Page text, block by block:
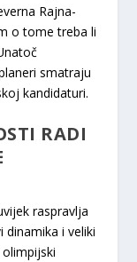
Rajna-
o tome treba li
smatraju
kandidaturi.
RADI
raspravlja
dinamika i veliki